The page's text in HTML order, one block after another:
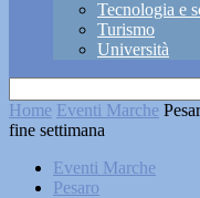
Tecnologia e
Turismo
Università
Home Eventi Marche
fine settimana
Eventi Marche
Pesaro